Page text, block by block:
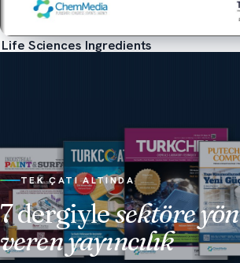
İncele
Life Sciences Ingredients
TEK ÇATI ALTINDA
7 dergiylesektöre yön
veren yayıncılık